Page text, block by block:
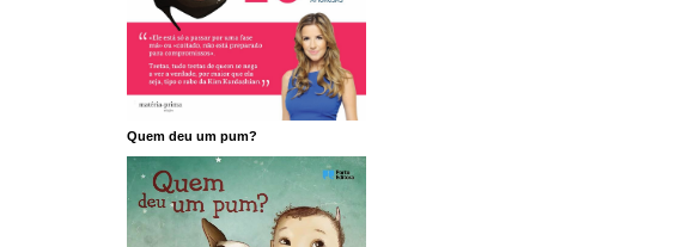
Quem deu um pum?